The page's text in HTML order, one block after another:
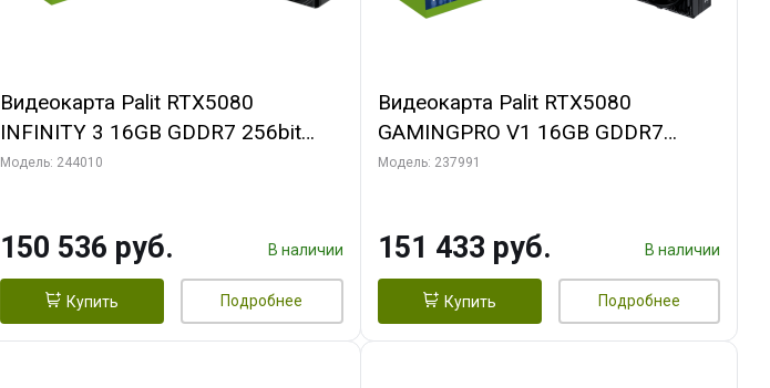
Видеокарта Palit RTX5080
INFINITY 3 16GB GDDR7 256bit
3xDP HDMI 3FAN RTL
Модель: 244010
150 536 руб. В наличии
Купить Подробнее
Видеокарта Palit RTX5080
GAMINGPRO V1 16GB GDDR7
256bit 3xDP HDMI 3FAN RTL
Модель: 237991
151 433 руб. В наличии
Купить Подробнее